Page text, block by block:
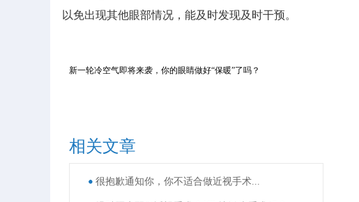
以免出现其他眼部情况，能及时发现及时干预。
新一轮冷空气即将来袭，你的眼睛做好“保暖”了吗？
相关文章
很抱歉通知你，你不适合做近视手术...